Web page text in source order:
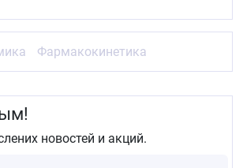
Фармакокинетика
новостей и акций.